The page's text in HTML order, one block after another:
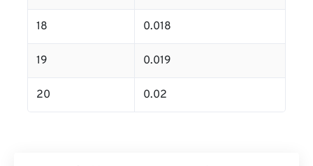
18 0.018
19 0.019
20 0.02